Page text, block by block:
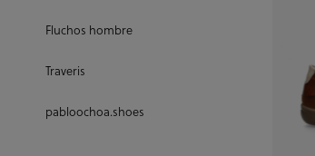
Fluchos hombre
Traveris
pabloochoa.shoes